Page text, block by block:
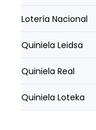
Lotería Nacional
Quiniela Leidsa
Quiniela Real
Quiniela Loteka